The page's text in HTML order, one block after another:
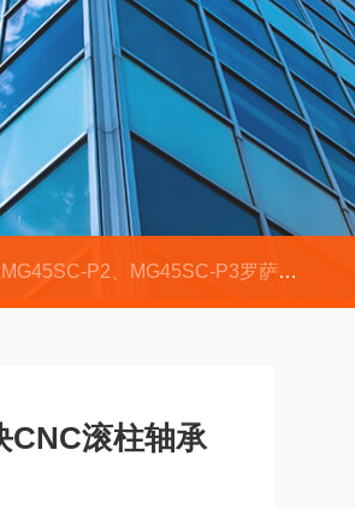
P2、MG45SC-P3罗萨滑块CNC滚柱轴承
CNC滚柱轴承